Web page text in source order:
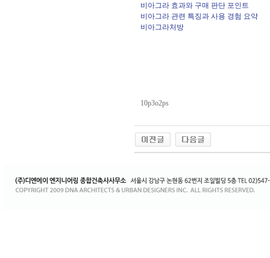
비아그라 효과와 구매 판단 포인트
비아그라 관련 특징과 사용 경험 요약
비아그라처방
10p3o2ps